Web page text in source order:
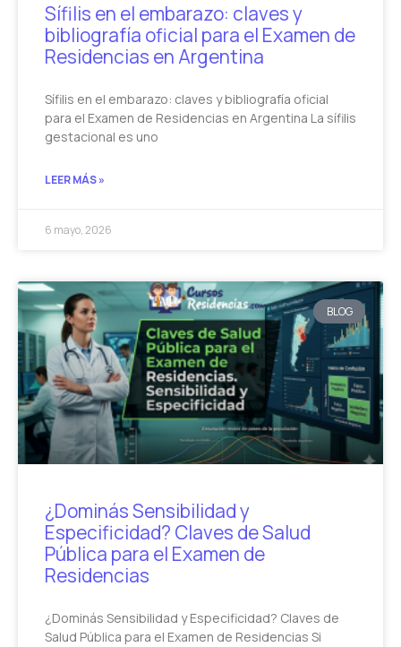
Sífilis en el embarazo: claves y
bibliografía oficial para el Examen de
Residencias en Argentina
Sífilis en el embarazo: claves y bibliografía oficial
para el Examen de Residencias en Argentina La sífilis
gestacional es uno
LEER MÁS »
6 mayo, 2026
BLOG
¿Dominás Sensibilidad y
Especificidad? Claves de Salud
Pública para el Examen de
Residencias
¿Dominás Sensibilidad y Especificidad? Claves de
Salud Pública para el Examen de Residencias Si